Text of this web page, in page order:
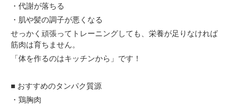
・代謝が落ちる
・肌や髪の調子が悪くなる
せっかく頑張ってトレーニングしても、栄養が足りなければ
筋肉は育ちません。
「体を作るのはキッチンから」です！
■ おすすめのタンパク質源
・鶏胸肉